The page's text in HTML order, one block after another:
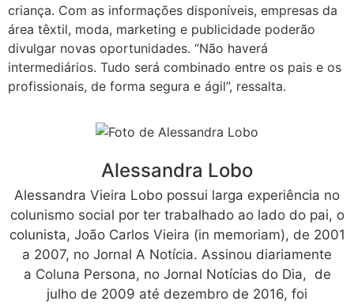
criança. Com as informações disponíveis, empresas da
área têxtil, moda, marketing e publicidade poderão
divulgar novas oportunidades. “Não haverá
intermediários. Tudo será combinado entre os pais e os
profissionais, de forma segura e ágil”, ressalta.
Alessandra Lobo
Alessandra Vieira Lobo possui larga experiência no
colunismo social por ter trabalhado ao lado do pai, o
colunista, João Carlos Vieira (in memoriam), de 2001
a 2007, no Jornal A Notícia. Assinou diariamente
a Coluna Persona, no Jornal Notícias do Dia, de
julho de 2009 até dezembro de 2016, foi